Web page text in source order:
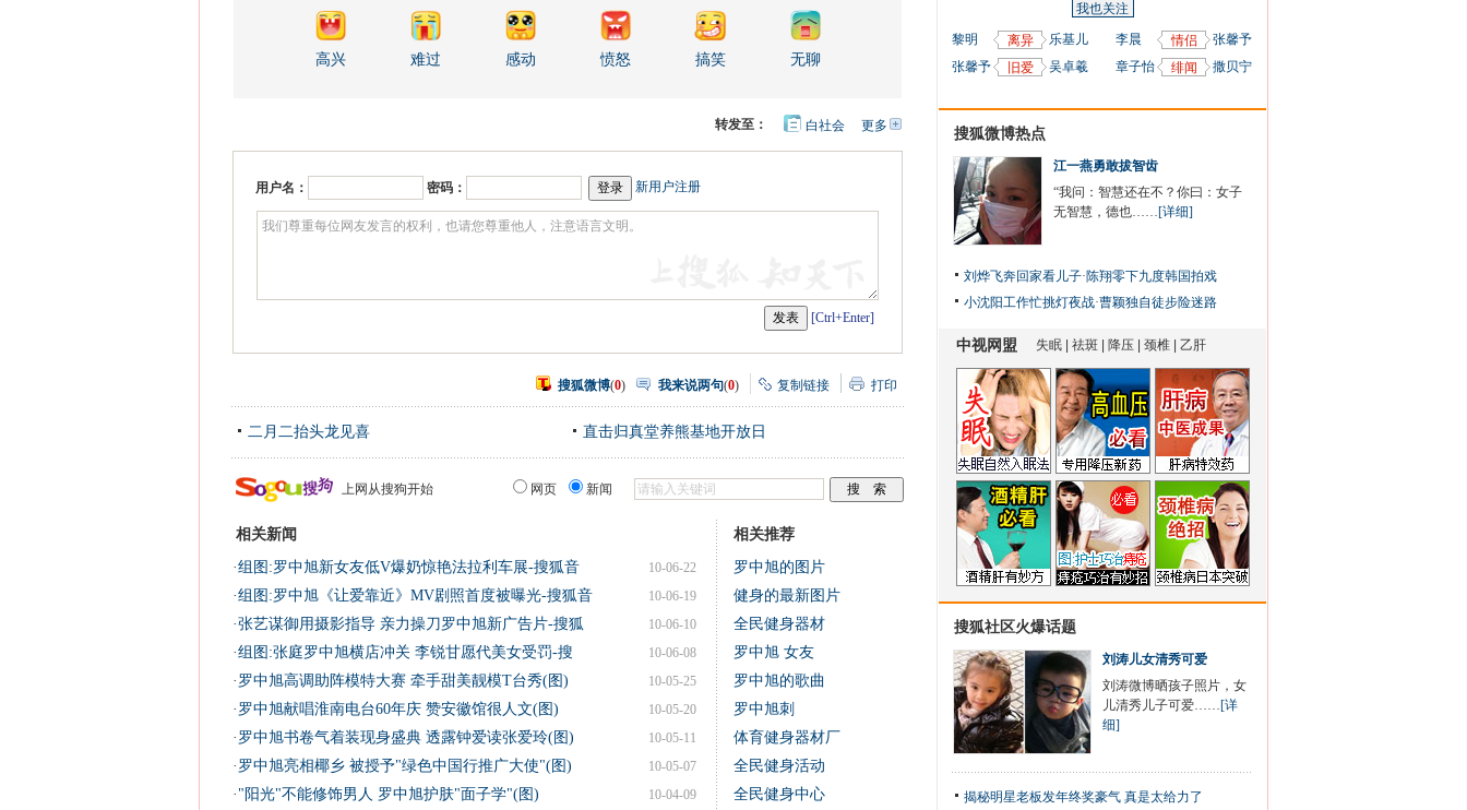
高兴 难过 感动 愤怒 搞笑 无聊
更多开
转发至： 白社会
用户名： 密码： 新用户注册
[Ctrl+Enter]
搜狐微博(0) 我来说两句(0) 复制链接 打印
二月二抬头龙见喜 直击归真堂养熊基地开放日
上网从搜狗开始 网页 新闻
相关新闻
10-06-22
·组图:罗中旭新女友低V爆奶惊艳法拉利车展-搜狐音
10-06-19
·组图:罗中旭《让爱靠近》MV剧照首度被曝光-搜狐音
10-06-10
·张艺谋御用摄影指导 亲力操刀罗中旭新广告片-搜狐
10-06-08
·组图:张庭罗中旭横店冲关 李锐甘愿代美女受罚-搜
10-05-25
· 罗中旭高调助阵模特大赛 牵手甜美靓模T台秀(图)
10-05-20
· 罗中旭献唱淮南电台60年庆 赞安徽馆很人文(图)
10-05-11
· 罗中旭书卷气着装现身盛典 透露钟爱读张爱玲(图)
10-05-07
· 罗中旭亮相椰乡 被授予"绿色中国行推广大使"(图)
10-04-09
· "阳光"不能修饰男人 罗中旭护肤"面子学"(图)
相关推荐
罗中旭的图片
健身的最新图片
全民健身器材
罗中旭 女友
罗中旭的歌曲
罗中旭刺
体育健身器材厂
全民健身活动
全民健身中心
我也关注
黎明 离异
乐基儿
张馨予
旧爱 吴卓羲
李晨 情侣
张馨予
章子怡
绯闻 撒贝宁
搜狐微博热点
江一燕勇敢拔智齿
“我问：智慧还在不？你曰：女子
无智慧，德也……[详细]
刘烨飞奔回家看儿子·陈翔零下九度韩国拍戏
小沈阳工作忙挑灯夜战·曹颖独自徒步险迷路
搜狐社区火爆话题
刘涛儿女清秀可爱
刘涛微博晒孩子照片，女
儿清秀儿子可爱……[详
细]
揭秘明星老板发年终奖豪气 真是太给力了